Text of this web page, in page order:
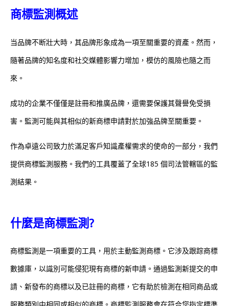
商標監測概述
当品牌不断壯大時，其品牌形象成為一項至關重要的資產。然而，
隨著品牌的知名度和社交媒體影響力增加，模仿的風險也隨之而
來。
成功的企業不僅僅是註冊和推廣品牌，還需要保護其聲譽免受損
害。監測可能與其相似的新商標申請對於加強品牌至關重要。
作為卓遠公司致力於滿足客戶知識產權需求的使命的一部分，我們
提供商標監測服務。我們的工具覆蓋了全球185 個司法管轄區的監
測結果。
什麼是商標監測?
商標監測是一項重要的工具，用於主動監測商標。它涉及跟踪商標
數據庫，以識別可能侵犯現有商標的新申請。通過監測新提交的申
請、新發布的商標以及已註冊的商標，它有助於檢測在相同商品或